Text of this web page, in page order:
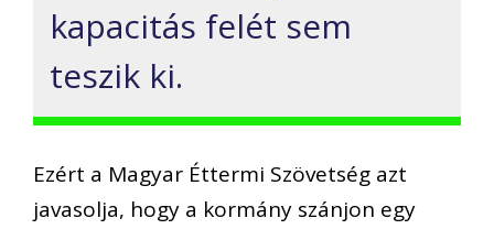
kapacitás felét sem
teszik ki.
Ezért a Magyar Éttermi Szövetség azt
javasolja, hogy a kormány szánjon egy